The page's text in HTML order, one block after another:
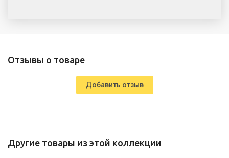
Отзывы о товаре
Добавить отзыв
Другие товары из этой коллекции